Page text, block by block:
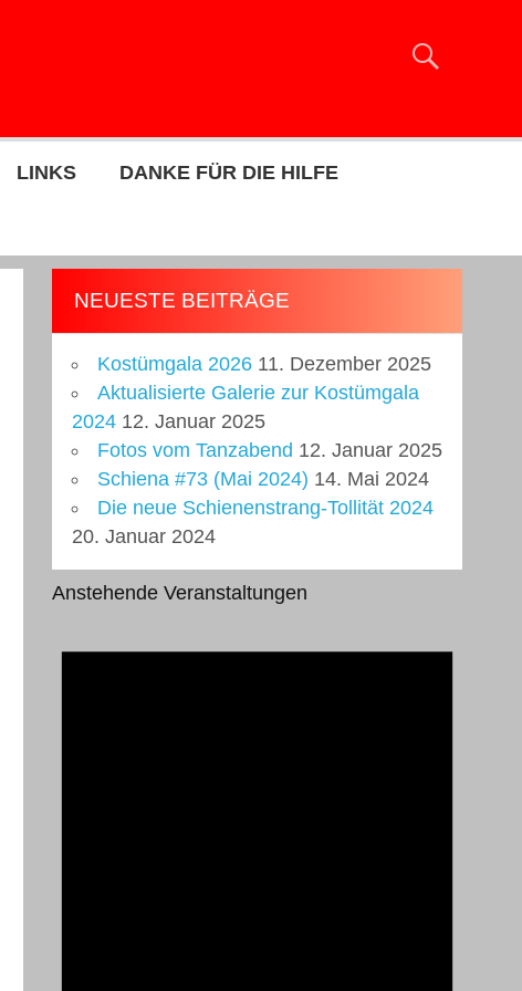
LINKS DANKE FÜR DIE HILFE
NEUESTE BEITRÄGE
Kostümgala 2026 11. Dezember 2025
Aktualisierte Galerie zur Kostümgala
2024 12. Januar 2025
Fotos vom Tanzabend 12. Januar 2025
Schiena #73 (Mai 2024) 14. Mai 2024
Die neue Schienenstrang-Tollität 2024
20. Januar 2024
Anstehende Veranstaltungen